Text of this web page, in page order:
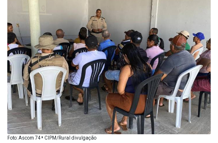
Foto: Ascom 74ª CIPM/Rural divulgação